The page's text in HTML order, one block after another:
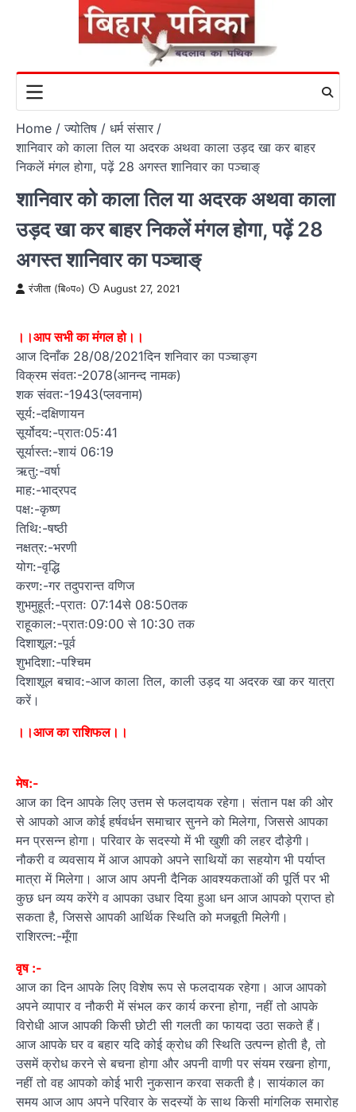
Home
ज्योतिष / धर्म संसार
शानिवार को काला तिल या अदरक अथवा काला उड़द खा कर बाहर
निकलें मंगल होगा, पढ़ें 28 अगस्त शानिवार का पञ्चाङ्
शानिवार को काला तिल या अदरक अथवा काला
उड़द खा कर बाहर निकलें मंगल होगा, पढ़ें 28
अगस्त शानिवार का पञ्चाङ्
रंजीता (बि०प०) August 27, 2021
।।आप सभी का मंगल हो।।
आज दिनाँक 28/08/2021दिन शनिवार का पञ्चाङ्ग
विक्रम संवत:-2078(आनन्द नामक)
शक संवत:-1943(प्लवनाम)
सूर्य:-दक्षिणायन
सूर्योदय:-प्रातः05:41
सूर्यास्त:-शायं 06:19
ऋतु:-वर्षा
माह:-भाद्रपद
पक्ष:-कृष्ण
तिथि:-षष्ठी
नक्षत्र:-भरणी
योग:-वृद्धि
करण:-गर तदुपरान्त वणिज
शुभमुहूर्त:-प्रातः 07:14से 08:50तक
राहूकाल:-प्रातः09:00 से 10:30 तक
दिशाशूल:-पूर्व
शुभदिशा:-पश्चिम
दिशाशूल बचाव:-आज काला तिल, काली उड़द या अदरक खा कर यात्रा
करें।
।।आज का राशिफल।।
मेष:-
आज का दिन आपके लिए उत्तम से फलदायक रहेगा। संतान पक्ष की ओर
से आपको आज कोई हर्षवर्धन समाचार सुनने को मिलेगा, जिससे आपका
मन प्रसन्न होगा। परिवार के सदस्यो में भी खुशी की लहर दौड़ेगी।
नौकरी व व्यवसाय में आज आपको अपने साथियों का सहयोग भी पर्याप्त
मात्रा में मिलेगा। आज आप अपनी दैनिक आवश्यकताओं की पूर्ति पर भी
कुछ धन व्यय करेंगे व आपका उधार दिया हुआ धन आज आपको प्राप्त हो
सकता है, जिससे आपकी आर्थिक स्थिति को मजबूती मिलेगी।
राशिरत्न:-मूँगा
वृष :-
आज का दिन आपके लिए विशेष रूप से फलदायक रहेगा। आज आपको
अपने व्यापार व नौकरी में संभल कर कार्य करना होगा, नहीं तो आपके
विरोधी आज आपकी किसी छोटी सी गलती का फायदा उठा सकते हैं।
आज आपके घर व बहार यदि कोई क्रोध की स्थिति उत्पन्न होती है, तो
उसमें क्रोध करने से बचना होगा और अपनी वाणी पर संयम रखना होगा,
नहीं तो वह आपको कोई भारी नुकसान करवा सकती है। सायंकाल का
समय आज आप अपने परिवार के सदस्यों के साथ किसी मांगलिक समारोह